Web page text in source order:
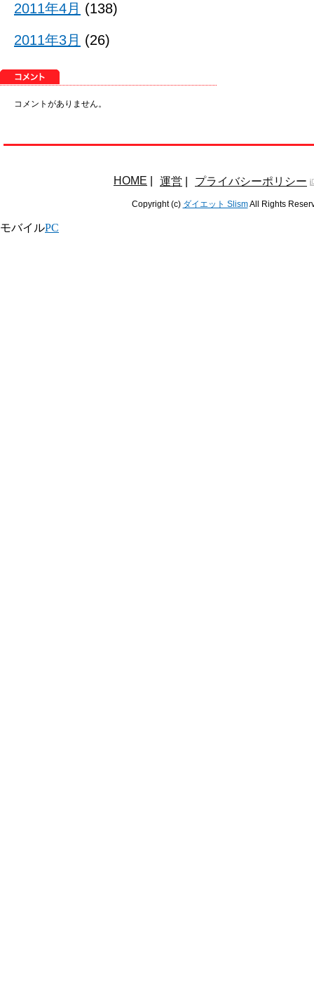
2011年4月 (138)
2011年3月 (26)
コメントがありません。
HOME 運営 プライバシーポリシー
Copyright (c) ダイエット SlismAll Rights
モバイルPC